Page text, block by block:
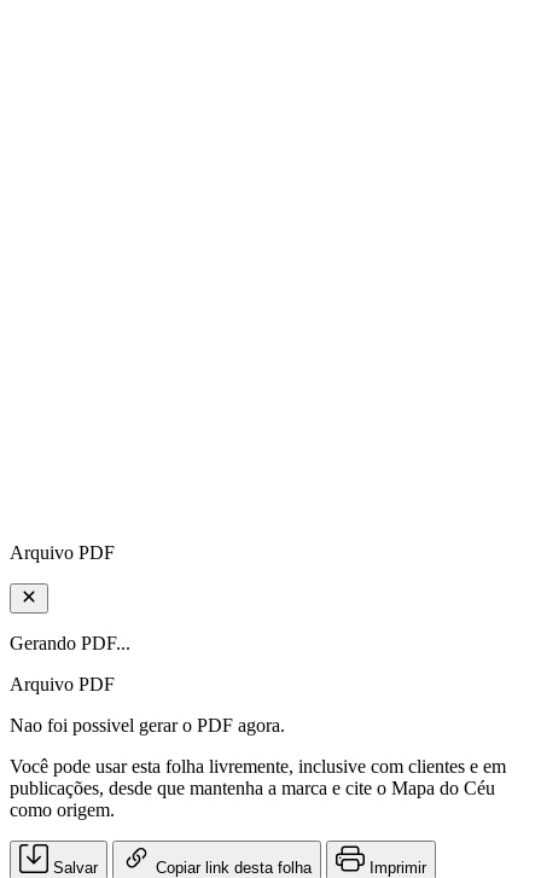
Arquivo PDF
Gerando PDF...
Arquivo PDF
Nao foi possivel gerar o PDF agora.
Você pode usar esta folha livremente, inclusive com clientes e em
publicações, desde que mantenha a marca e cite o Mapa do Céu
como origem.
Salvar Copiar link desta folha Imprimir